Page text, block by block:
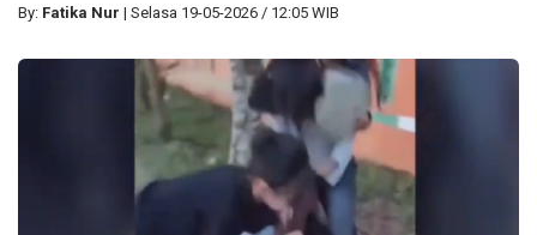
By: Fatika Nur | Selasa 19-05-2026 / 12:05 WIB